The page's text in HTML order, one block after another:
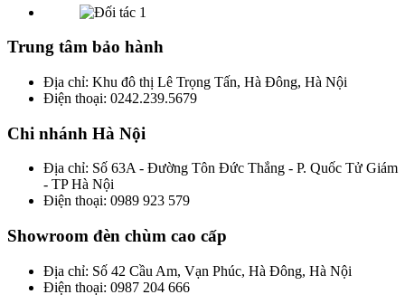
Trung tâm bảo hành
Địa chỉ: Khu đô thị Lê Trọng Tấn, Hà Đông, Hà Nội
Điện thoại: 0242.239.5679
Chi nhánh Hà Nội
Địa chỉ: Số 63A - Đường Tôn Đức Thắng - P. Quốc Tử Giám
- TP Hà Nội
Điện thoại: 0989 923 579
Showroom đèn chùm cao cấp
Địa chỉ: Số 42 Cầu Am, Vạn Phúc, Hà Đông, Hà Nội
Điện thoại: 0987 204 666